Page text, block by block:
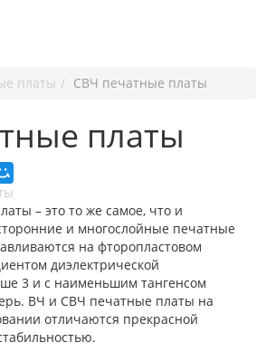
платы СВЧ печатные платы
платы
– это то же самое, что и
и многослойные печатные
на фторопластовом
диэлектрической
3 и с наименьшим тангенсом
ВЧ и СВЧ печатные платы на
отличаются прекрасной